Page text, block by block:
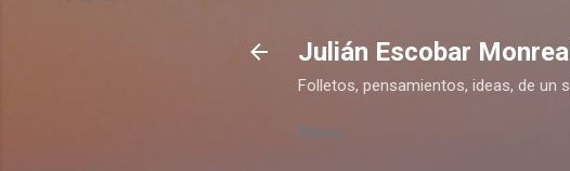
Julián Escobar Monreal
Folletos, pensamientos, ideas, de un
Menú